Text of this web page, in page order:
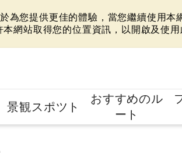
您提供更佳的體驗，當您繼續使用本
網站取得您的位置資訊，以開啟及使用
景観スポツト
おすすめのル
ート